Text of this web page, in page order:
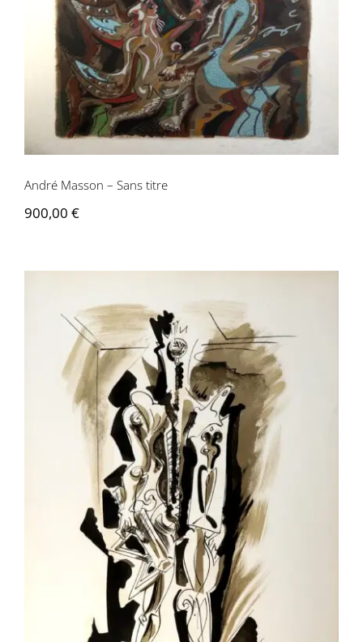
Éditions
Area revue)s(
Area antic
Blog
À propos
André Masson – Sans titre
André Masson – Sans titre
900,00 €
André Masson – Sans titre